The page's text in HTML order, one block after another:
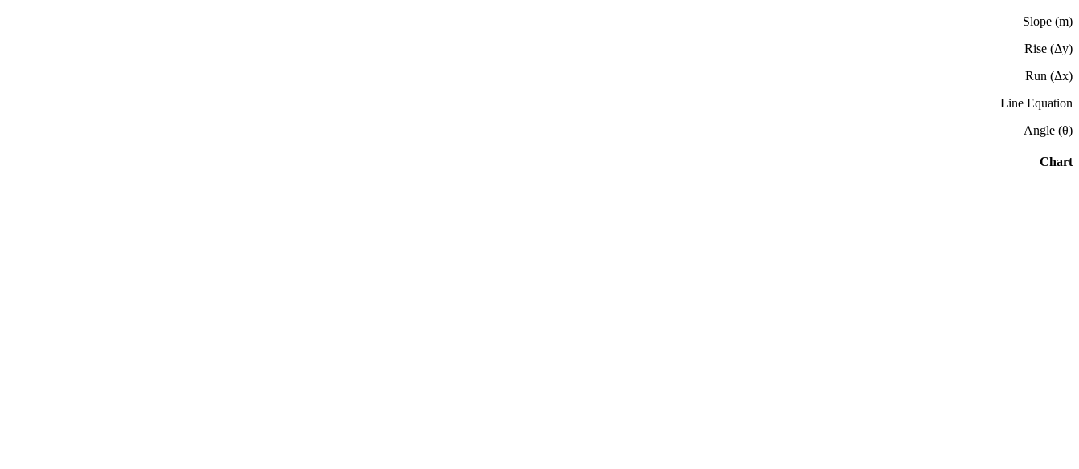
Slope (m)
Rise (Δy)
Run (Δx)
Line Equation
Angle (θ)
Chart